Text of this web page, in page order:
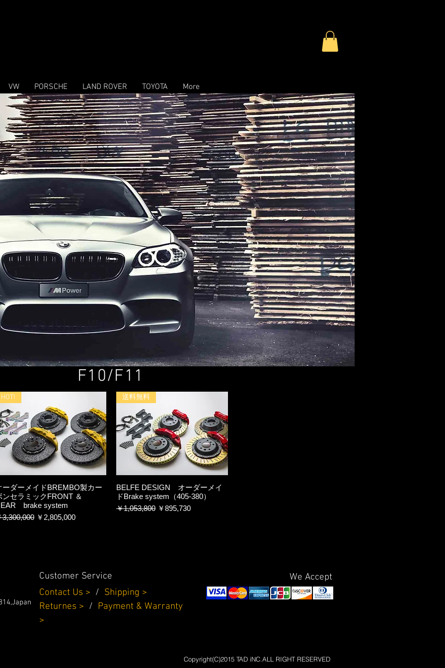
VW PORSCHE LAND ROVER TOYOTA More
F10/F11
HOT!
ーダーメイドBREMBO製カー
ンセラミックFRONT ＆
brake system
常価格
3,300,000 セール価格
￥2,805,000
送料無料
BELFE DESIGN オーダーメイ
ドBrake system（405-380）
通常価格
￥1,053,800 セール価格
￥895,730
Customer Service
Contact Us > / Shipping >
Returnes > / Payment & Warranty
>
We Accept
Copyright(C)2015 TAD iNC.ALL RIGHT RESERVED